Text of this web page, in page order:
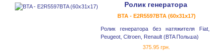
Ролик генератора
BTA - E2R5597BTA (60x31x17)
Ролик генератора без натяжителя Fiat,
Peugeot, Citroen, Renault (BTA Польша)
375.95 грн.